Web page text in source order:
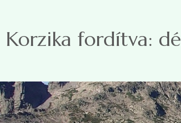
Korzika fordítva: